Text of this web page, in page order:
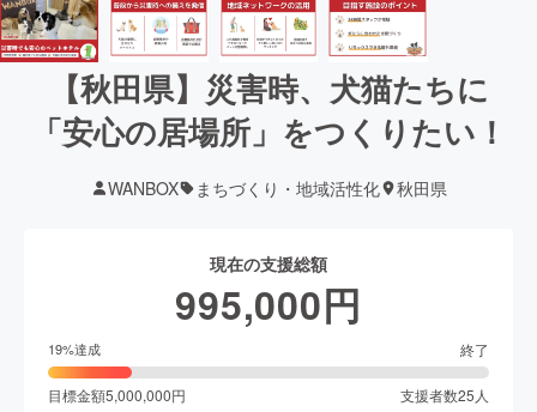
【秋田県】災害時、犬猫たちに
「安心の居場所」をつくりたい！
WANBOX まちづくり・地域活性化 秋田県
現在の支援総額
995,000円
19%達成 終了
目標金額5,000,000円 支援者数25 人